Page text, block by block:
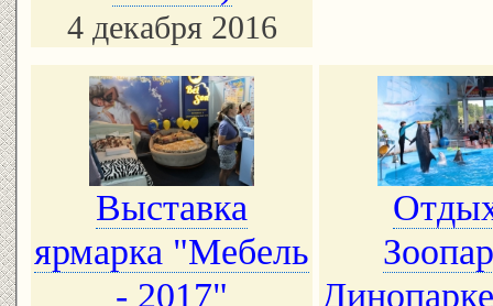
4 декабря 2016
Выставка
ярмарка "Мебель
- 2017"